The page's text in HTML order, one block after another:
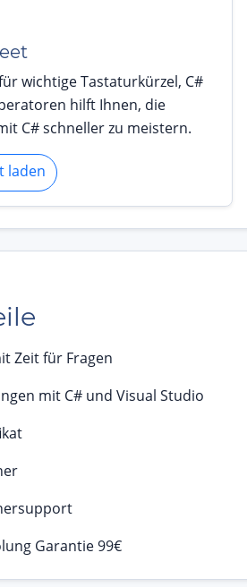
wichtige Tastaturkürzel, C#
hilft Ihnen, die
C# schneller zu meistern.
laden
Zeit für Fragen
mit C# und Visual Studio
Garantie 99€